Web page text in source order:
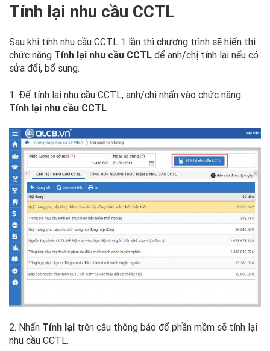
Tính lại nhu cầu CCTL
Sau khi tính nhu cầu CCTL 1 lần thì chương trình sẽ hiển thị
chức năng Tính lại nhu cầu CCTL để anh/chị tính lại nếu có
sửa đổi, bổ sung.
1. Để tính lại nhu cầu CCTL, anh/chị nhấn vào chức năng
Tính lại nhu cầu CCTL.
2. Nhấn Tính lại trên câu thông báo để phần mềm sẽ tính lại
nhu cầu CCTL.